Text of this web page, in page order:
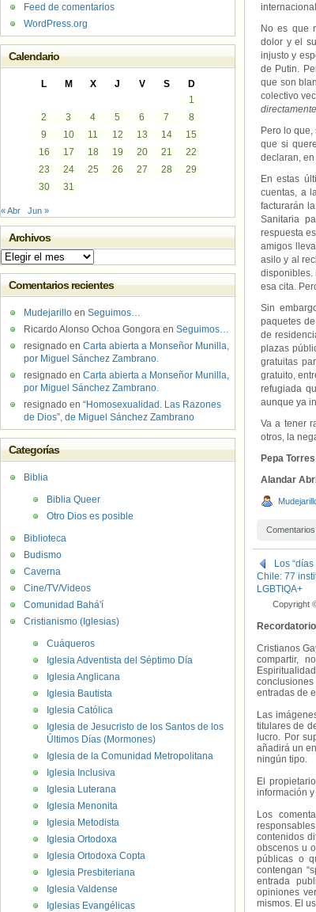
No es que
dolor y el
injusto y
de Putin.
que son
colectivo
Pero lo
que si
declaran,
En estas
cuentas, a
facturarán
Sanitaria
respuesta
amigos
asilo y al
disponibles.
esa cita.
Sin
paquetes
de
plazas
gratuitas
gratuito,
refugiada
aunque ya
Va a tener
otros, la
Pepa
Alandar
Los
Chile: 77
LGBTIQA+
Copyright
Recordatorio
Cristianos
compartir,
entradas de
Las
titulares de
lucro. Por
añadirá un
ningún tipo.
El
información
Los
contenidos
obscenos u
públicas o
contengan
entrada
opiniones
mismos. El
Feed de comentarios
WordPress.org
Calendario
L M X J V S
D
1
2
3 4 5 6 7
8
9
10 11 12 13 14
15
16
17 18 19 20 21
22
23
24 25 26 27 28
29
30
31
« Abr Jun »
Archivos
Archivos
Comentarios recientes
Mudejarillo en Seguimos…
Ricardo Alonso Ochoa Gongora en Seguimos…
resignado en Carta abierta a Monseñor Munilla,
por Miguel Sánchez Zambrano.
resignado en Carta abierta a Monseñor Munilla,
por Miguel Sánchez Zambrano.
resignado en “Homosexualidad. Las Razones
de Dios”, de Miguel Sánchez Zambrano
Categorías
Biblia
Biblia Queer
Otro Dios es posible
Biblioteca
Budismo
Caverna
Cine/TV/Videos
Comunidad Bahá'í
Cristianismo (Iglesias)
Cuáqueros
Iglesia Adventista del Séptimo Día
Iglesia Anglicana
Iglesia Bautista
Iglesia Católica
Iglesia de Jesucristo de los Santos de los
Últimos Días (Mormones)
Iglesia de la Comunidad Metropolitana
Iglesia Inclusiva
Iglesia Luterana
Iglesia Menonita
Iglesia Metodista
Iglesia Ortodoxa
Iglesia Ortodoxa Copta
Iglesia Presbiteriana
Iglesia Valdense
Iglesias Evangélicas